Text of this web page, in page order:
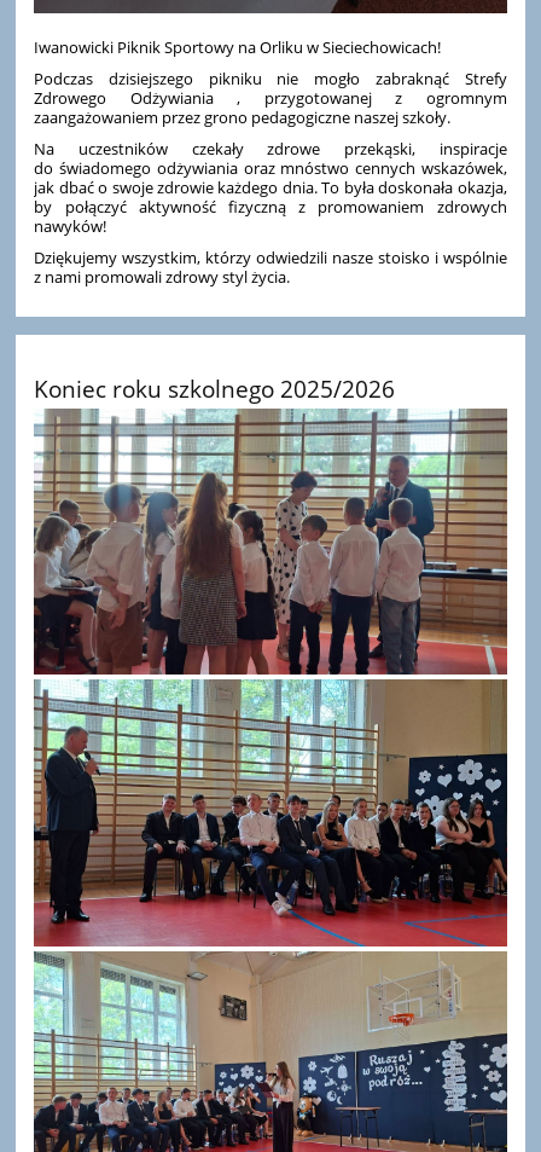
Iwanowicki Piknik Sportowy na Orliku w Sieciechowicach!
Podczas dzisiejszego pikniku nie mogło zabraknąć Strefy
Zdrowego Odżywiania , przygotowanej z ogromnym
zaangażowaniem przez grono pedagogiczne naszej szkoły.
Na uczestników czekały zdrowe przekąski, inspiracje
do świadomego odżywiania oraz mnóstwo cennych wskazówek,
jak dbać o swoje zdrowie każdego dnia. To była doskonała okazja,
by połączyć aktywność fizyczną z promowaniem zdrowych
nawyków!
Dziękujemy wszystkim, którzy odwiedzili nasze stoisko i wspólnie
z nami promowali zdrowy styl życia.
Koniec roku szkolnego 2025/2026